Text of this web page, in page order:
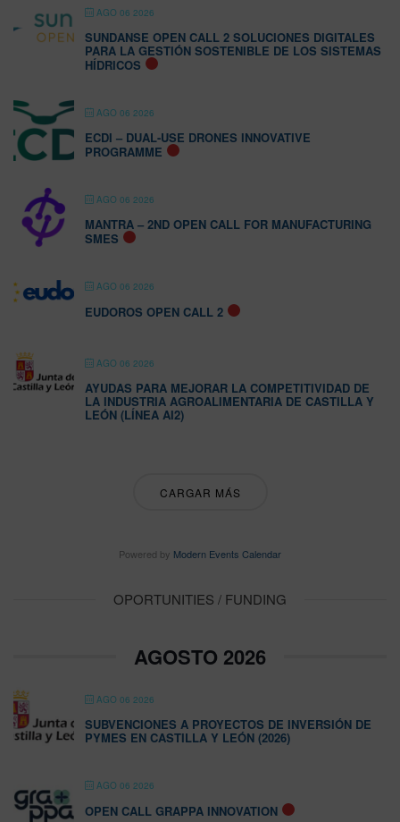
AGO 06 2026
SUNDANSE OPEN CALL 2 SOLUCIONES DIGITALES
PARA LA GESTIÓN SOSTENIBLE DE LOS SISTEMAS
HÍDRICOS
AGO 06 2026
ECDI – DUAL-USE DRONES INNOVATIVE
PROGRAMME
AGO 06 2026
MANTRA – 2ND OPEN CALL FOR MANUFACTURING
SMES
AGO 06 2026
EUDOROS OPEN CALL 2
AGO 06 2026
AYUDAS PARA MEJORAR LA COMPETITIVIDAD DE
LA INDUSTRIA AGROALIMENTARIA DE CASTILLA Y
LEÓN (LÍNEA AI2)
CARGAR MÁS
Powered by Modern Events Calendar
OPORTUNITIES / FUNDING
AGOSTO 2026
AGO 06 2026
SUBVENCIONES A PROYECTOS DE INVERSIÓN DE
PYMES EN CASTILLA Y LEÓN (2026)
AGO 06 2026
OPEN CALL GRAPPA INNOVATION